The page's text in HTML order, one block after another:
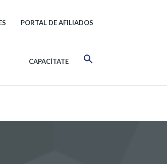
PORTAL DE AFILIADOS
CAPACÍTATE